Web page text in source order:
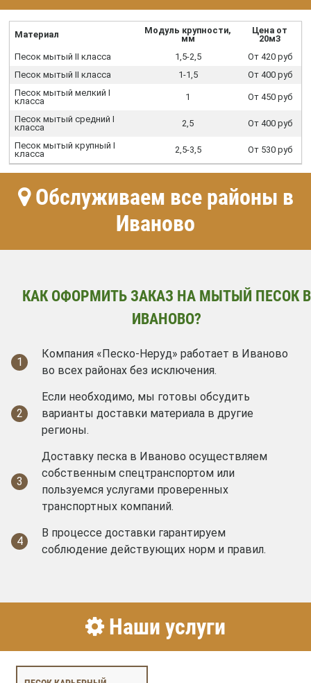
Материал
Модуль крупности,
мм
Цена от
20м3
Песок мытый II класса
1,5-2,5
От 420 руб
Песок мытый II класса
1-1,5
От 400 руб
Песок мытый мелкий I
класса
1 От 450 руб
Песок мытый средний I
класса
2,5 От 400 руб
Песок мытый крупный I
класса
2,5-3,5 От 530 руб
Обслуживаем все районы в
Иваново
КАК ОФОРМИТЬ ЗАКАЗ НА МЫТЫЙ ПЕСОК В
ИВАНОВО?
1
Компания «Песко-Неруд» работает в Иваново
во всех районах без исключения.
2
Если необходимо, мы готовы обсудить
варианты доставки материала в другие
регионы.
3
Доставку песка в Иваново осуществляем
собственным спецтранспортом или
пользуемся услугами проверенных
транспортных компаний.
4
В процессе доставки гарантируем
соблюдение действующих норм и правил.
Наши услуги